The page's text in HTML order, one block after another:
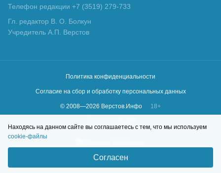
Телефон редакции +7 (3519) 279-733
Гл. редактор В. О. Болкун
Учредитель А.П. Верстов
Политика конфиденциальности
Согласие на сбор и обработку персональных данных
© 2008—2026 Верстов.Инфо
18+
Находясь на данном сайте вы соглашаетесь с тем, что мы используем
cookie-файлы
Согласен